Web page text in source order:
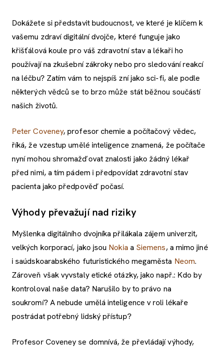
Dokážete si představit budoucnost, ve které je klíčem k
vašemu zdraví digitální dvojče, které funguje jako
křišťálová koule pro váš zdravotní stav a lékaři ho
používají na zkušební zákroky nebo pro sledování reakcí
na léčbu? Zatím vám to nejspíš zní jako sci-fi, ale podle
některých vědců se to brzo může stát běžnou součástí
našich životů.
Peter Coveney, profesor chemie a počítačový vědec,
říká, že vzestup umělé inteligence znamená, že počítače
nyní mohou shromažďovat znalosti jako žádný lékař
před nimi, a tím pádem i předpovídat zdravotní stav
pacienta jako předpověď počasí.
Výhody převažují nad riziky
Myšlenka digitálního dvojníka přilákala zájem univerzit,
velkých korporací, jako jsou Nokia a Siemens, a mimo jiné
i saúdskoarabského futuristického megaměsta Neom.
Zároveň však vyvstaly etické otázky, jako např.: Kdo by
kontroloval naše data? Narušilo by to právo na
soukromí? A nebude umělá inteligence v roli lékaře
postrádat potřebný lidský přístup?
Profesor Coveney se domnívá, že převládají výhody,